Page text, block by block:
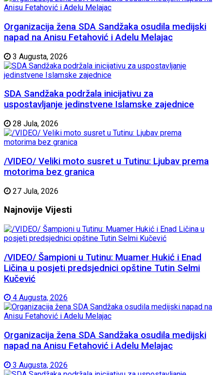
Organizacija žena SDA Sandžaka osudila medijski
napad na Anisu Fetahović i Adelu Melajac
3 Augusta, 2026
SDA Sandžaka podržala inicijativu za
uspostavljanje jedinstvene Islamske zajednice
28 Jula, 2026
/VIDEO/ Veliki moto susret u Tutinu: Ljubav prema
motorima bez granica
27 Jula, 2026
Najnovije Vijesti
/VIDEO/ Šampioni u Tutinu: Muamer Hukić i Enad
Ličina u posjeti predsjednici opštine Tutin Selmi
Kučević
4 Augusta, 2026
Organizacija žena SDA Sandžaka osudila medijski
napad na Anisu Fetahović i Adelu Melajac
3 Augusta, 2026